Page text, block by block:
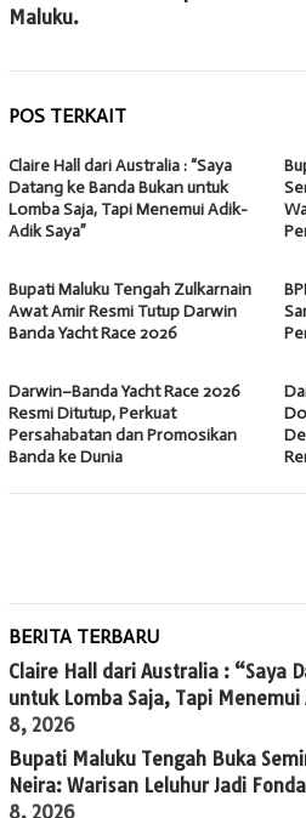
Maluku.
POS TERKAIT
Claire Hall dari Australia : “Saya
Datang ke Banda Bukan untuk
Lomba Saja, Tapi Menemui Adik-
Adik Saya”
Bupati Maluku Tengah Zulkarnain
Awat Amir Resmi Tutup Darwin
Banda Yacht Race 2026
Darwin–Banda Yacht Race 2026
Resmi Ditutup, Perkuat
Persahabatan dan Promosikan
Banda ke Dunia
BERITA TERBARU
Claire Hall dari Australia : “Saya
untuk Lomba Saja, Tapi Menemui
8, 2026
Bupati Maluku Tengah Buka
Neira: Warisan Leluhur Jadi
8, 2026